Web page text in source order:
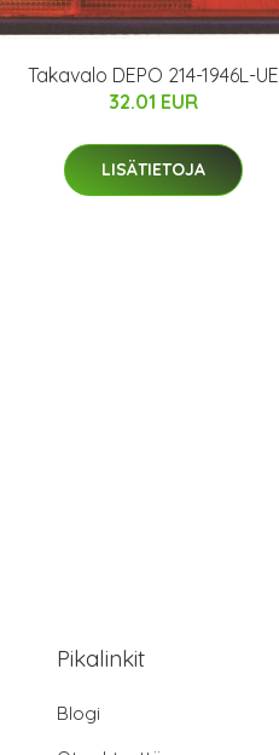
Takavalo DEPO 214-1946L-UE
32.01 EUR
LISÄTIETOJA
Pikalinkit
Blogi